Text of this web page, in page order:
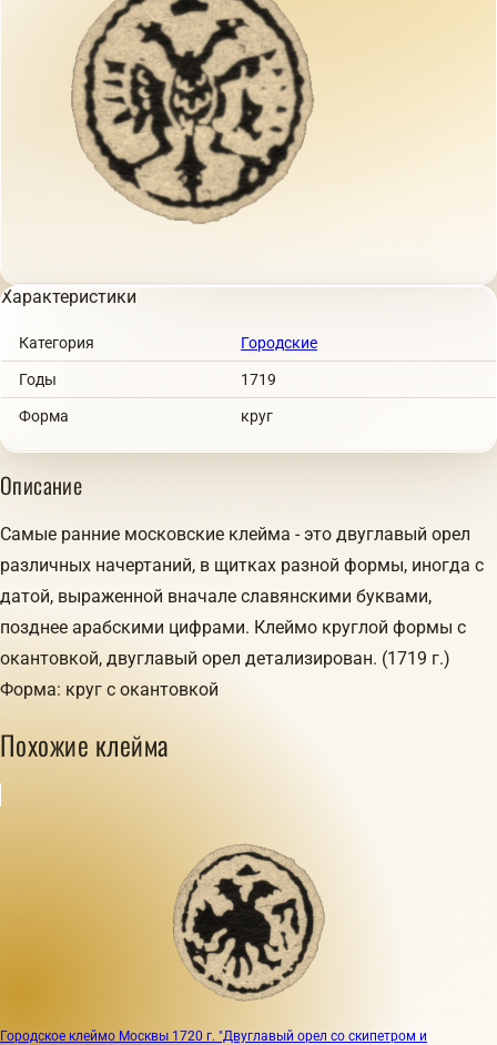
Характеристики
Категория Городские
Годы 1719
Форма круг
Описание
Самые ранние московские клейма - это двуглавый орел
различных начертаний, в щитках разной формы, иногда с
датой, выраженной вначале славянскими буквами,
позднее арабскими цифрами. Клеймо круглой формы с
окантовкой, двуглавый орел детализирован. (1719 г.)
Форма: круг с окантовкой
Похожие клейма
Городское клеймо Москвы 1720 г. "Двуглавый орел со скипетром и